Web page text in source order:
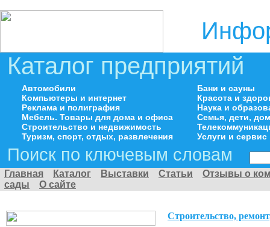
Каталог предприятий
Автомобили
Компьютеры и интернет
Реклама и полиграфия
Мебель. Товары для дома и офиса
Строительство и недвижимость
Туризм, спорт, отдых, развлечения
Бани и сауны
Красота и
Наука и
Семья, дети,
Услуги и сервис
Поиск по ключевым словам
Главная Каталог Выставки Статьи
Отзывы о
сады
О сайте
Строительство,